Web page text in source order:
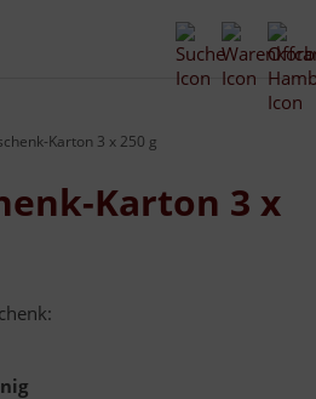
Karton 3 x 250 g
Karton 3 x